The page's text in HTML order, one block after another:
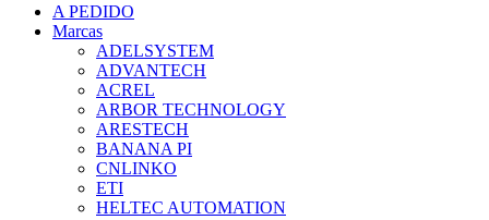
A PEDIDO
Marcas
ADELSYSTEM
ADVANTECH
ACREL
ARBOR TECHNOLOGY
ARESTECH
BANANA PI
CNLINKO
ETI
HELTEC AUTOMATION